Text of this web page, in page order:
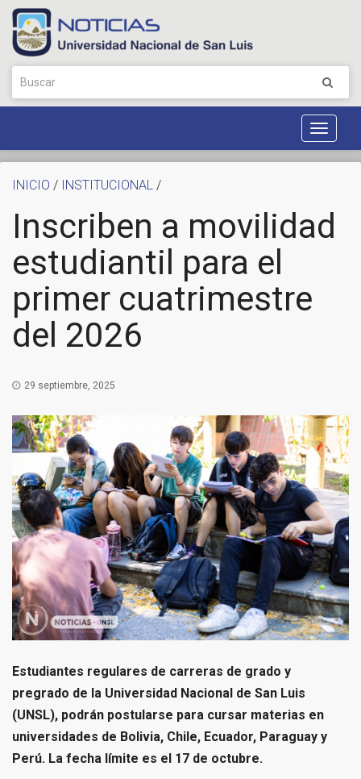
Toggle
INICIO / INSTITUCIONAL /
Inscriben a movilidad
estudiantil para el
primer cuatrimestre
del 2026
29 septiembre, 2025
Estudiantes regulares de carreras de grado y
pregrado de la Universidad Nacional de San Luis
(UNSL), podrán postularse para cursar materias en
universidades de Bolivia, Chile, Ecuador, Paraguay y
Perú. La fecha límite es el 17 de octubre.